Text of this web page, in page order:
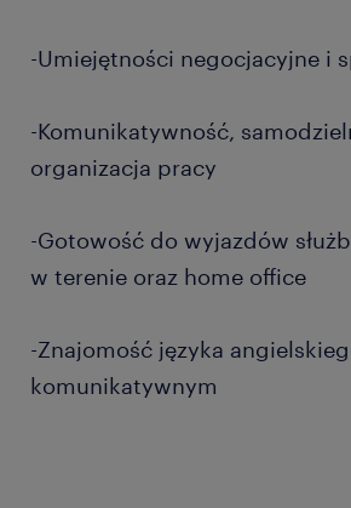
-Umiejętności negocjacyjne i
-Komunikatywność,
organizacja pracy
-Gotowość do wyjazdów
w terenie oraz home office
-Znajomość języka
komunikatywnym